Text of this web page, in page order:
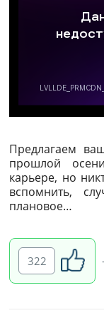
Предлагаем
прошлой
карьере, но
вспомнить,
плановое…
322